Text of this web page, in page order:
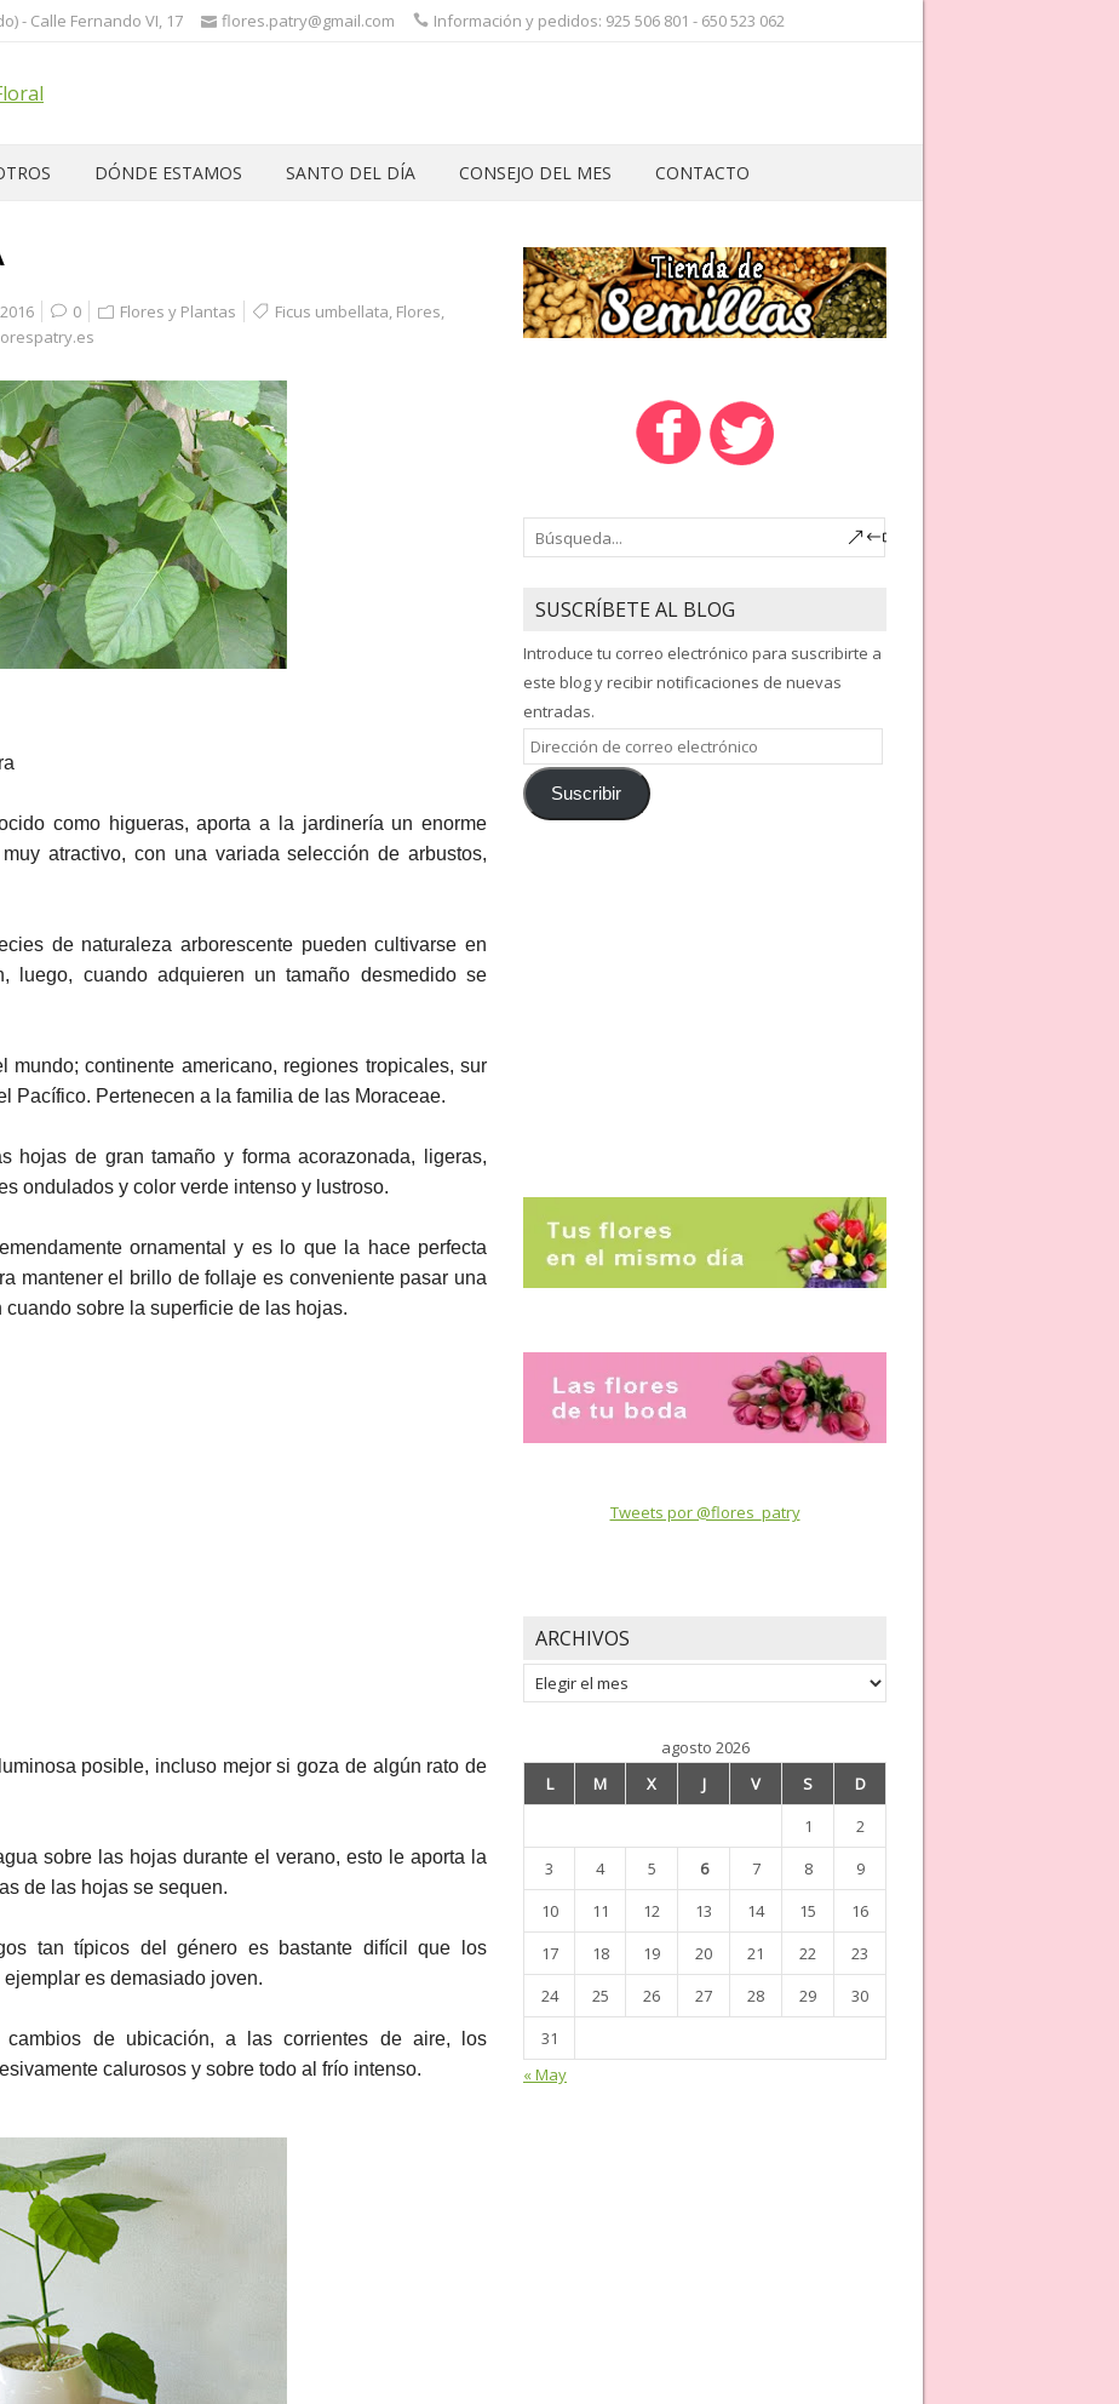
- Calle Fernando VI, 17 flores.patry@gmail.com Información y pedidos: 925 506 801 - 650 523 062
DÓNDE ESTAMOS SANTO DEL DÍA CONSEJO DEL MES CONTACTO
0 Flores y Plantas Ficus umbellata, Flores,
como higueras, aporta a la jardinería un enorme
atractivo, con una variada selección de arbustos,
de naturaleza arborescente pueden cultivarse en
luego, cuando adquieren un tamaño desmedido se
mundo; continente americano, regiones tropicales, sur
Pacífico. Pertenecen a la familia de las Moraceae.
hojas de gran tamaño y forma acorazonada, ligeras,
ondulados y color verde intenso y lustroso.
ornamental y es lo que la hace perfecta
mantener el brillo de follaje es conveniente pasar una
sobre la superficie de las hojas.
posible, incluso mejor si goza de algún rato de
sobre las hojas durante el verano, esto le aporta la
de las hojas se sequen.
tan típicos del género es bastante difícil que los
es demasiado joven.
de ubicación, a las corrientes de aire, los
calurosos y sobre todo al frío intenso.
SUSCRÍBETE AL BLOG
Introduce tu correo electrónico para suscribirte a
este blog y recibir notificaciones de nuevas
entradas.
Dirección
de
correoSuscribir
Tweets por @flores_patry
ARCHIVOS
Archivos
agosto 2026
L
M X J V S
D
1
2
3
4 5 6 7 8
9
10
11 12 13 14 15
16
17
18 19 20 21 22
23
24
25 26 27 28 29
30
31
« May